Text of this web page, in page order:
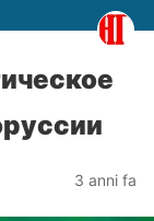
3 anni fa